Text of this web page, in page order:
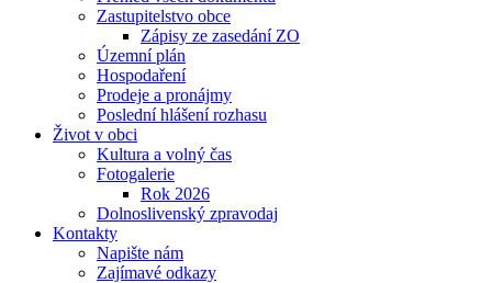
Zastupitelstvo obce
Zápisy ze zasedání ZO
Územní plán
Hospodaření
Prodeje a pronájmy
Poslední hlášení rozhasu
Život v obci
Kultura a volný čas
Fotogalerie
Rok 2026
Dolnoslivenský zpravodaj
Kontakty
Napište nám
Zajímavé odkazy